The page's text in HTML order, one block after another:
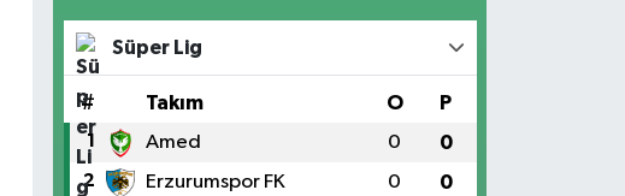
Süper Lig
# Takım O P
1 Amed 0 0
2 Erzurumspor FK 0 0